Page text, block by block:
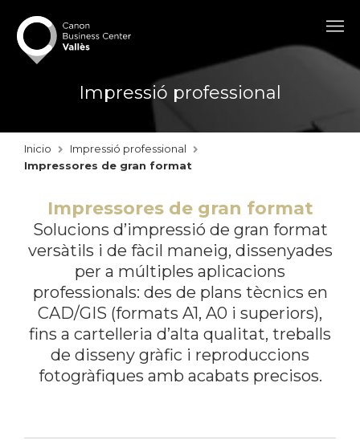
Impressió professional
Inicio
Impressió professional
Impressores de gran format
Impressores de gran format
Solucions d’impressió de gran format
versàtils i de fàcil maneig, dissenyades
per a múltiples aplicacions
professionals: des de plans tècnics en
CAD/GIS (formats A1, A0 i superiors),
fins a cartelleria d’alta qualitat, treballs
de disseny gràfic i reproduccions
fotogràfiques amb acabats precisos.